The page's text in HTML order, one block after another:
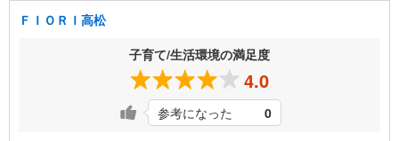
ＦＩＯＲＩ高松
子育て/生活環境の満足度
4.0
参考になった 0